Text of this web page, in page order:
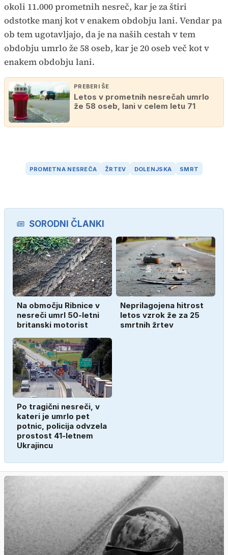
okoli 11.000 prometnih nesreč, kar je za štiri
odstotke manj kot v enakem obdobju lani. Vendar pa
ob tem ugotavljajo, da je na naših cestah v tem
obdobju umrlo že 58 oseb, kar je 20 oseb več kot v
enakem obdobju lani.
PREBERI ŠE
Letos v prometnih nesrečah umrlo
že 58 oseb, lani v celem letu 71
PROMETNA NESREČA ŽRTEV DOLENJSKA SMRT
SORODNI ČLANKI
Na območju Ribnice v
nesreči umrl 50-letni
britanski motorist
Neprilagojena hitrost
letos vzrok že za 25
smrtnih žrtev
Po tragični nesreči, v
kateri je umrlo pet
potnic, policija odvzela
prostost 41-letnem
Ukrajincu